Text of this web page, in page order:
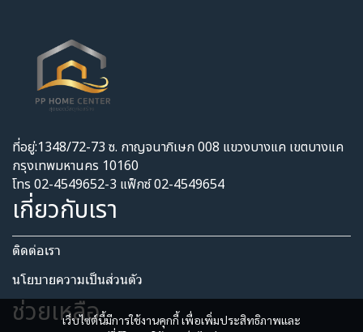
เว็บไซต์นี้มีการใช้งานคุกกี้ เพื่อเพิ่มประสิทธิภาพและ
ที่อยู่:1348/72-73 ซ. กาญจนาภิเษก 008 แขวงบางแค เขตบางแค
กรุงเทพมหานคร 10160
โทร 02-4549652-3 แฟ็กซ์ 02-4549654
เกี่ยวกับเรา
ติดต่อเรา
นโยบายความเป็นส่วนตัว​
ช่วยเหลือ